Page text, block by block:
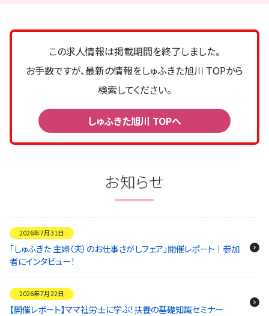
この求人情報は掲載期間を終了しました。
お手数ですが、最新の情報をしゅふきた旭川 TOPから
検索してください。
しゅふきた旭川 TOPへ
お知らせ
2026年7月31日
「しゅふきた 主婦（夫）のお仕事さがしフェア」開催レポート｜参加
者にインタビュー！
2026年7月22日
【開催レポート】ママ社労士に学ぶ！扶養の基礎知識セミナー